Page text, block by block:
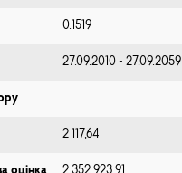
0.1519
27.09.2010 - 27.09.2059
2 117,64